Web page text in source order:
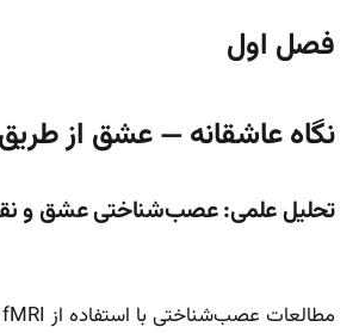
فصل اول
نگاه عاشقانه — عشق از
تحلیل علمی: عصب‌شناختی عشق
مطالعات عصب‌شناختی با استفاده از fMRI (تصویربرداری تشدید مغناطیسی عملکردی) نشان می‌دهد که وقتی فردی به معشوق خود نگاه می‌کند،